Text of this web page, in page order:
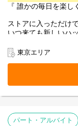
『 誰かの毎日を楽し
ストアに入っただけ
いつ来ても新しいハ
働くスタッフ自身が
ら。
そして売り場づくり
お客様だけでなく、
Flying Tiger
表参道ストアで、私
東京エリア
パート・アルバイト